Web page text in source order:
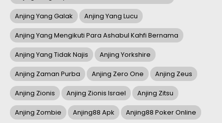
Anjing Yang Galak Anjing Yang Lucu
Anjing Yang Mengikuti Para Ashabul Kahfi Bernama
Anjing Yang Tidak Najis Anjing Yorkshire
Anjing Zaman Purba Anjing Zero One Anjing Zeus
Anjing Zionis Anjing Zionis Israel Anjing Zitsu
Anjing Zombie Anjing88 Apk Anjing88 Poker Online